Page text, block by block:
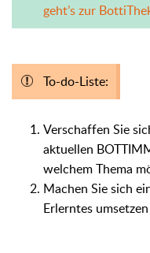
geht’s zur
To-do-Liste:
Verschaffen Sie
aktuellen
welchem Thema
Machen Sie sich
Erlerntes